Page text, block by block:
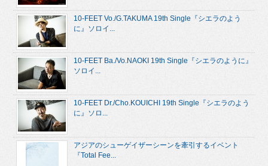
10-FEET Vo./G.TAKUMA 19th Single『シエラのよう
に』ソロイ...
10-FEET Ba./Vo.NAOKI 19th Single『シエラのように』
ソロイ...
10-FEET Dr./Cho.KOUICHI 19th Single『シエラのよう
に』ソロ...
アジアのシューゲイザーシーンを牽引するイベント
『Total Fee...